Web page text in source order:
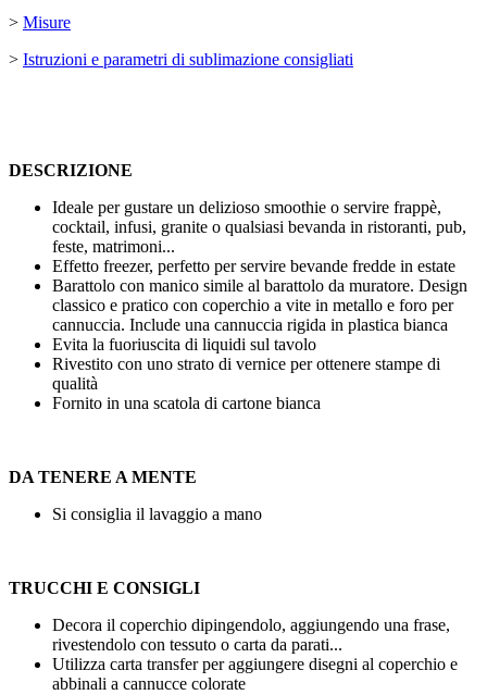
> Misure
> Istruzioni e parametri di sublimazione consigliati
DESCRIZIONE
Ideale per gustare un delizioso smoothie o servire frappè,
cocktail, infusi, granite o qualsiasi bevanda in ristoranti, pub,
feste, matrimoni...
Effetto freezer, perfetto per servire bevande fredde in estate
Barattolo con manico simile al barattolo da muratore. Design
classico e pratico con coperchio a vite in metallo e foro per
cannuccia. Include una cannuccia rigida in plastica bianca
Evita la fuoriuscita di liquidi sul tavolo
Rivestito con uno strato di vernice per ottenere stampe di
qualità
Fornito in una scatola di cartone bianca
DA TENERE A MENTE
Si consiglia il lavaggio a mano
TRUCCHI E CONSIGLI
Decora il coperchio dipingendolo, aggiungendo una frase,
rivestendolo con tessuto o carta da parati...
Utilizza carta transfer per aggiungere disegni al coperchio e
abbinali a cannucce colorate